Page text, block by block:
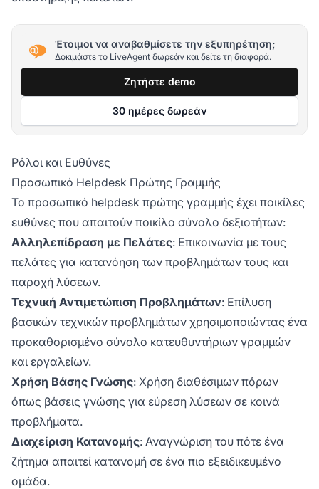
Έτοιμοι να αναβαθμίσετε την εξυπηρέτηση;
Δοκιμάστε το LiveAgent δωρεάν και δείτε τη διαφορά.
Ζητήστε demo
30 ημέρες δωρεάν
Ρόλοι και Ευθύνες
Προσωπικό Helpdesk Πρώτης Γραμμής
Το προσωπικό helpdesk πρώτης γραμμής έχει ποικίλες
ευθύνες που απαιτούν ποικίλο σύνολο δεξιοτήτων:
Αλληλεπίδραση με Πελάτες: Επικοινωνία με τους
πελάτες για κατανόηση των προβλημάτων τους και
παροχή λύσεων.
Τεχνική Αντιμετώπιση Προβλημάτων: Επίλυση
βασικών τεχνικών προβλημάτων χρησιμοποιώντας ένα
προκαθορισμένο σύνολο κατευθυντήριων γραμμών
και εργαλείων.
Χρήση Βάσης Γνώσης: Χρήση διαθέσιμων πόρων
όπως βάσεις γνώσης για εύρεση λύσεων σε κοινά
προβλήματα.
Διαχείριση Κατανομής: Αναγνώριση του πότε ένα
ζήτημα απαιτεί κατανομή σε ένα πιο εξειδικευμένο
ομάδα.